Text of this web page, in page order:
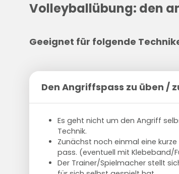
Volleyballübung: den
Geeignet für folgende
Den Angriffspass zu üben /
Es geht nicht um den Angriff
Technik.
Zunächst noch einmal eine
pass. (eventuell mit Klebeband/
Der Trainer/Spielmacher stellt